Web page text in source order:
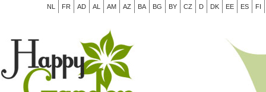
NL FR AD AL AM AZ BA BG BY CZ D DK EE ES FI